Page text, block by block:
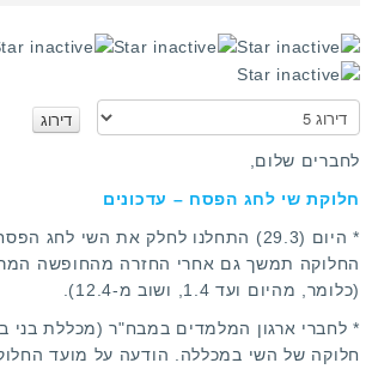
נ
א
ר
ג
לחברים שלום,
חלוקת שי לחג הפסח – עדכונים
* היום (29.3) התחלנו לחלק את
השי לחג
החלוקה תמשך גם אחרי החזרה מהחופשה
(כלומר, מהיום ועד 1.4, ושוב מ-12.4).
* לחברי ארגון המלמדים במבח"ר (מכללת בני
חלוקה של השי במכללה. הודעה על מועד